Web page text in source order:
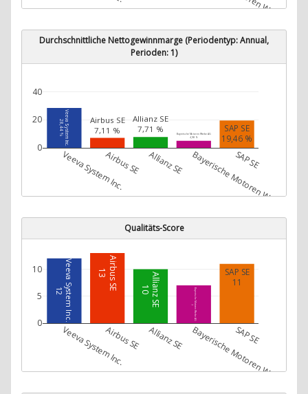
Durchschnittliche Nettogewinnmarge (Periodentyp: Annual,
Perioden: 1)
Veeva System Inc.
28,44 % Airbus SE
7,11 %
Allianz SE
7,71 % Bayerische Motoren Werke AG
4,98 %
SAP SE
19,46 %
Veeva System Inc.
Airbus SE Allianz SE Bayerische Motoren Werke AG
SAP SE
0
20
40
Qualitäts-Score
Veeva System Inc.
12 Airbus SE
13 Allianz SE
10 Bayerische Motoren Werke AG
SAP SE
11
Veeva System Inc.
Airbus SE Allianz SE Bayerische Motoren Werke AG
SAP SE
0
5
10